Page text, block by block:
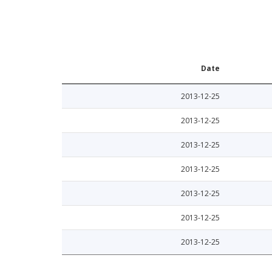
Date
2013-12-25
2013-12-25
2013-12-25
2013-12-25
2013-12-25
2013-12-25
2013-12-25